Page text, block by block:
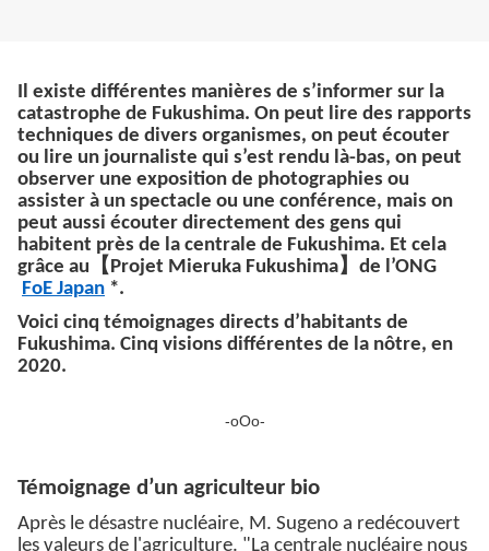
Il existe différentes manières de s’informer sur la
catastrophe de Fukushima. On peut lire des rapports
techniques de divers organismes, on peut écouter
ou lire un journaliste qui s’est rendu là-bas, on peut
observer une exposition de photographies ou
assister à un spectacle ou une conférence, mais on
peut aussi écouter directement des gens qui
habitent près de la centrale de Fukushima. Et cela
grâce au 【Projet Mieruka Fukushima】 de l’ONG
FoE Japan *.
Voici cinq témoignages directs d’habitants de
Fukushima. Cinq visions différentes de la nôtre, en
2020.
-oOo-
Témoignage d’un agriculteur bio
Après le désastre nucléaire, M. Sugeno a redécouvert
les valeurs de l'agriculture. "La centrale nucléaire nous